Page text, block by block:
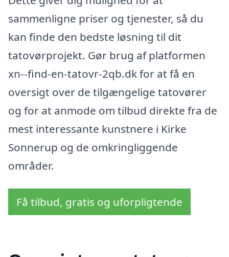
sammenligne priser og tjenester, så du
kan finde den bedste løsning til dit
tatovørprojekt. Gør brug af platformen
xn--find-en-tatovr-2qb.dk for at få en
oversigt over de tilgængelige tatovører
og for at anmode om tilbud direkte fra de
mest interessante kunstnere i Kirke
Sonnerup og de omkringliggende
områder.
Få tilbud, gratis og uforpligtende